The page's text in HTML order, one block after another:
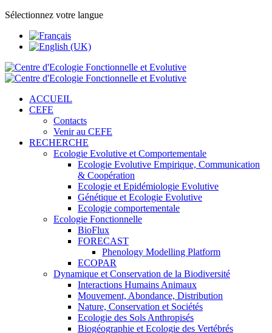
Sélectionnez votre langue
ACCUEIL
CEFE
Contacts
Venir au CEFE
RECHERCHE
Ecologie Evolutive et Comportementale
Ecologie Evolutive Empirique, Communication
& Coopération
Ecologie et Epidémiologie Evolutive
Génétique et Ecologie Evolutive
Ecologie comportementale
Ecologie Fonctionnelle
BioFlux
FORECAST
Phenology Modelling Platform
ECOPAR
Dynamique et Conservation de la Biodiversité
Interactions Humains Animaux
Mouvement, Abondance, Distribution
Nature, Conservation et Sociétés
Ecologie des Sols Anthropisés
Biogéographie et Ecologie des Vertébrés